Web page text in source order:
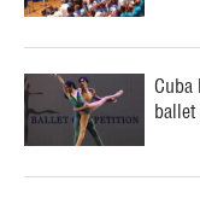
Cuba
ballet